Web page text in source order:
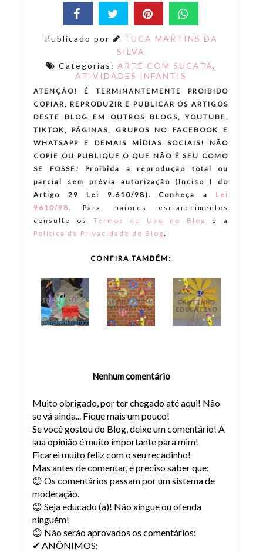
Publicado por
TUCA MARTINS DA
SILVA
Categorias: ARTE COM SUCATA,
ATIVIDADES INFANTIS
ATENÇÃO! É TERMINANTEMENTE PROIBIDO
COPIAR, REPRODUZIR E PUBLICAR OS ARTIGOS
DESTE BLOG EM OUTROS BLOGS, YOUTUBE,
TIKTOK, PÁGINAS, GRUPOS NO FACEBOOK E
WHATSAPP E DEMAIS MÍDIAS SOCIAIS! NÃO
COPIE OU PUBLIQUE O QUE NÃO É SEU COMO
SE FOSSE! Proibida a reprodução total ou
parcial sem prévia autorização (Inciso I do
Artigo 29 Lei 9.610/98). Conheça a
Lei
9610/98
Para maiores esclarecimentos
consulte os Termos de Uso do Blog
e a
Política de Privacidade do Blog.
CONFIRA TAMBÉM:
Nenhum comentário
Muito obrigado, por ter chegado até aqui! Não
se vá ainda... Fique mais um pouco!
Se você gostou do Blog, deixe um comentário! A
sua opinião é muito importante para mim!
Ficarei muito feliz com o seu recadinho!
Mas antes de comentar, é preciso saber que:
😊 Os comentários passam por um sistema de
moderação.
😊 Seja educado (a)! Não xingue ou ofenda
ninguém!
😊 Não serão aprovados os comentários:
✔ ANÔNIMOS;